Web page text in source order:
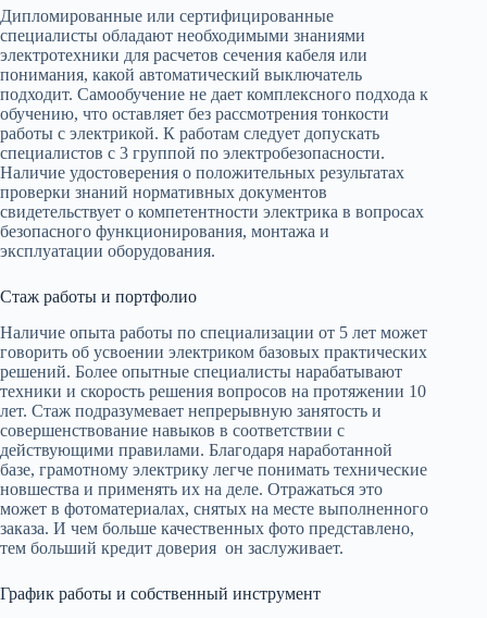
Дипломированные или сертифицированные
специалисты обладают необходимыми знаниями
электротехники для расчетов сечения кабеля или
понимания, какой автоматический выключатель
подходит. Самообучение не дает комплексного подхода к
обучению, что оставляет без рассмотрения тонкости
работы с электрикой. К работам следует допускать
специалистов с 3 группой по электробезопасности.
Наличие удостоверения о положительных результатах
проверки знаний нормативных документов
свидетельствует о компетентности электрика в вопросах
безопасного функционирования, монтажа и
эксплуатации оборудования.
Стаж работы и портфолио
Наличие опыта работы по специализации от 5 лет может
говорить об усвоении электриком базовых практических
решений. Более опытные специалисты нарабатывают
техники и скорость решения вопросов на протяжении 10
лет. Стаж подразумевает непрерывную занятость и
совершенствование навыков в соответствии с
действующими правилами. Благодаря наработанной
базе, грамотному электрику легче понимать технические
новшества и применять их на деле. Отражаться это
может в фотоматериалах, снятых на месте выполненного
заказа. И чем больше качественных фото представлено,
тем больший кредит доверия он заслуживает.
График работы и собственный инструмент